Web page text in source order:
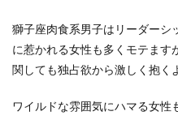
獅子座肉食系男子はリーダーシ
に惹かれる女性も多くモテます
関しても独占欲から激しく抱く
ワイルドな雰囲気にハマる女性